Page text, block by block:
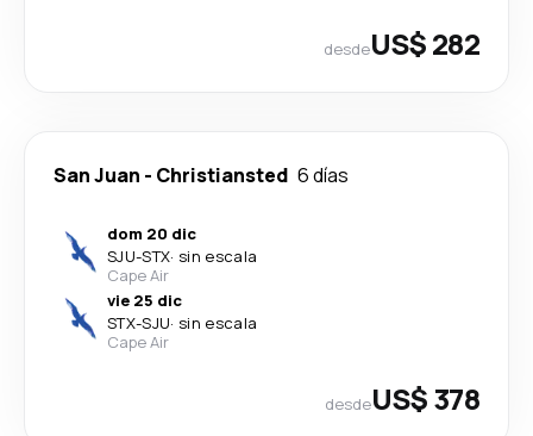
desdeUS$ 282
San Juan - Christiansted 6 días
dom 20 dic
SJU-STX· sin escala
Cape Air
vie 25 dic
STX-SJU· sin escala
Cape Air
desdeUS$ 378